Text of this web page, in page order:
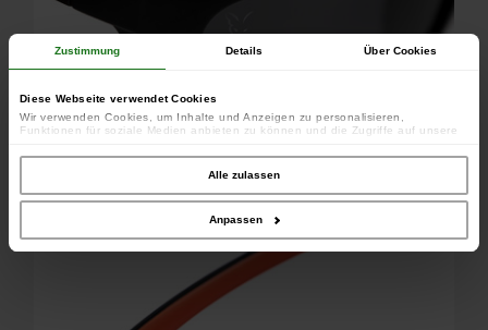
Zustimmung Details Über Cookies
Diese Webseite verwendet Cookies
Wir verwenden Cookies, um Inhalte und Anzeigen zu personalisieren,
Funktionen für soziale Medien anbieten zu können und die Zugriffe auf unsere
unserer Website an unsere Partner für soziale Medien, Werbung und Analysen
weiter. Unsere Partner führen diese Informationen möglicherweise mit weiteren
Daten zusammen, die Sie ihnen bereitgestellt haben oder die sie im Rahmen
Ihrer Nutzung der Dienste gesammelt haben.
Alle zulassen
Anpassen